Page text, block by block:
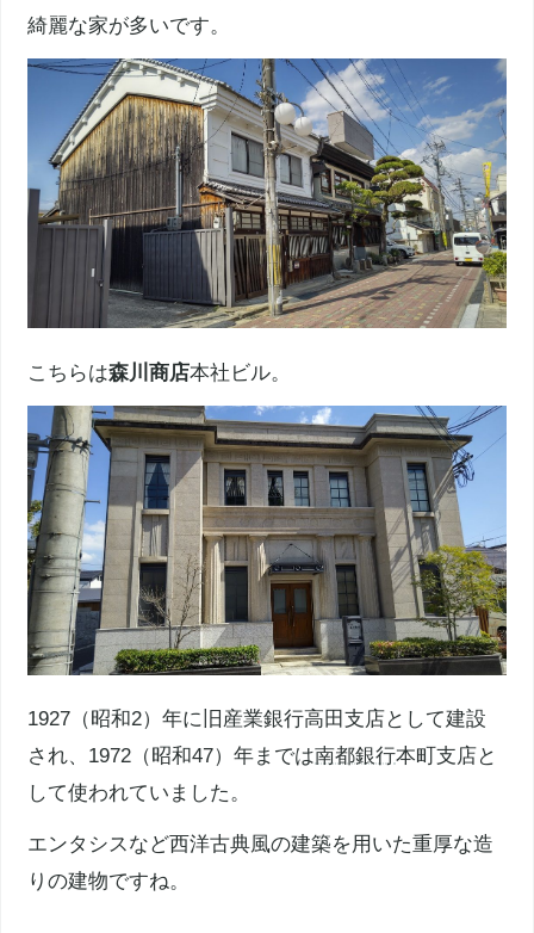
綺麗な家が多いです。
こちらは森川商店本社ビル。
1927（昭和2）年に旧産業銀行高田支店として建設
され、1972（昭和47）年までは南都銀行本町支店と
して使われていました。
エンタシスなど西洋古典風の建築を用いた重厚な造
りの建物ですね。